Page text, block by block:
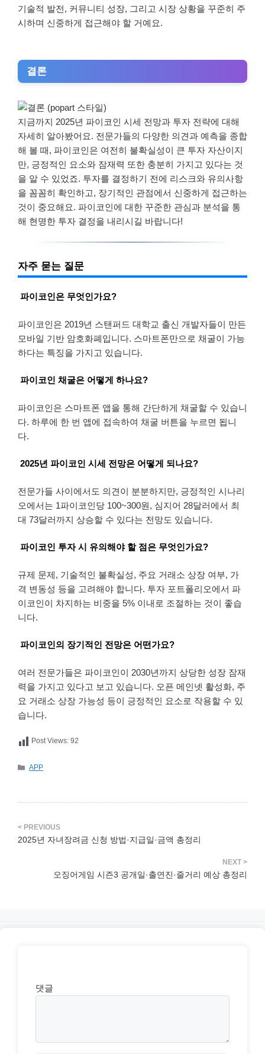
기술적 발전, 커뮤니티 성장, 그리고 시장 상황을 꾸준히 주
시하며 신중하게 접근해야 할 거예요.
결론
지금까지 2025년 파이코인 시세 전망과 투자 전략에 대해
자세히 알아봤어요. 전문가들의 다양한 의견과 예측을 종합
해 볼 때, 파이코인은 여전히 불확실성이 큰 투자 자산이지
만, 긍정적인 요소와 잠재력 또한 충분히 가지고 있다는 것
을 알 수 있었죠. 투자를 결정하기 전에 리스크와 유의사항
을 꼼꼼히 확인하고, 장기적인 관점에서 신중하게 접근하는
것이 중요해요. 파이코인에 대한 꾸준한 관심과 분석을 통
해 현명한 투자 결정을 내리시길 바랍니다!
자주 묻는 질문
파이코인은 무엇인가요?
파이코인은 2019년 스탠퍼드 대학교 출신 개발자들이 만든
모바일 기반 암호화폐입니다. 스마트폰만으로 채굴이 가능
하다는 특징을 가지고 있습니다.
파이코인 채굴은 어떻게 하나요?
파이코인은 스마트폰 앱을 통해 간단하게 채굴할 수 있습니
다. 하루에 한 번 앱에 접속하여 채굴 버튼을 누르면 됩니
다.
2025년 파이코인 시세 전망은 어떻게 되나요?
전문가들 사이에서도 의견이 분분하지만, 긍정적인 시나리
오에서는 1파이코인당 100~300원, 심지어 28달러에서 최
대 73달러까지 상승할 수 있다는 전망도 있습니다.
파이코인 투자 시 유의해야 할 점은 무엇인가요?
규제 문제, 기술적인 불확실성, 주요 거래소 상장 여부, 가
격 변동성 등을 고려해야 합니다. 투자 포트폴리오에서 파
이코인이 차지하는 비중을 5% 이내로 조절하는 것이 좋습
니다.
파이코인의 장기적인 전망은 어떤가요?
여러 전문가들은 파이코인이 2030년까지 상당한 성장 잠재
력을 가지고 있다고 보고 있습니다. 오픈 메인넷 활성화, 주
요 거래소 상장 가능성 등이 긍정적인 요소로 작용할 수 있
습니다.
Post Views: 92
카
APP
2025년 자녀장려금 신청 방법·지급일·금액 총정리
오징어게임 시즌3 공개일·출연진·줄거리 예상 총정리
댓글